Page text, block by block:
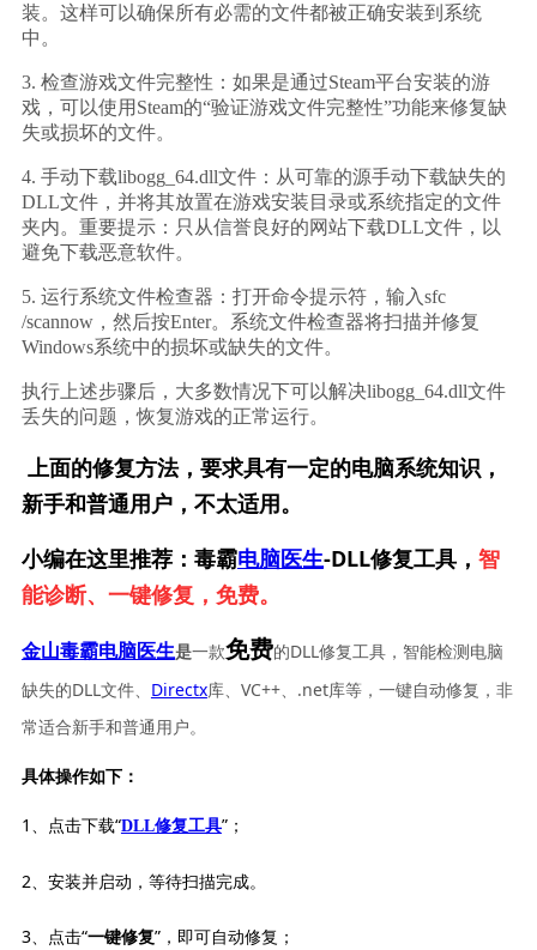
装。这样可以确保所有必需的文件都被正确安装到系统
中。
3. 检查游戏文件完整性：如果是通过Steam平台安装的游
戏，可以使用Steam的“验证游戏文件完整性”功能来修复缺
失或损坏的文件。
4. 手动下载libogg_64.dll文件：从可靠的源手动下载缺失的
DLL文件，并将其放置在游戏安装目录或系统指定的文件
夹内。重要提示：只从信誉良好的网站下载DLL文件，以
避免下载恶意软件。
5. 运行系统文件检查器：打开命令提示符，输入sfc
/scannow，然后按Enter。系统文件检查器将扫描并修复
Windows系统中的损坏或缺失的文件。
执行上述步骤后，大多数情况下可以解决libogg_64.dll文件
丢失的问题，恢复游戏的正常运行。
上面的修复方法，要求具有一定的电脑系统知识，
新手和普通用户，不太适用。
小编在这里推荐：毒霸电脑医生-DLL修复工具， 智
能诊断、一键修复，免费。
金山毒霸电脑医生是一款免费的DLL修复工具，智能检测电脑
缺失的DLL文件、 Directx库、VC++、.net库等，一键自动修复，非
常适合新手和普通用户。
具体操作如下：
1、点击下载“DLL修复工具”；
2、安装并启动，等待扫描完成。
3、点击“一键修复”，即可自动修复；